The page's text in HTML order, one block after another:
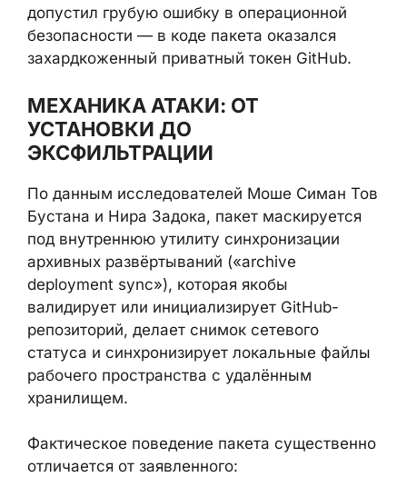
всей видимости, допустил грубую ошибку в
операционной безопасности — в коде
пакета оказался захардкоженный
МЕХАНИКА АТАКИ: ОТ
УСТАНОВКИ ДО
По данным исследователей Моше Симан
Тов Бустана и Нира Задока, пакет
маскируется под внутреннюю утилиту
синхронизации архивных развёртываний
(«archive deployment sync»), которая якобы
валидирует или инициализирует GitHub-
репозиторий, делает снимок сетевого
статуса и синхронизирует локальные
файлы рабочего пространства с удалённым
Фактическое поведение пакета